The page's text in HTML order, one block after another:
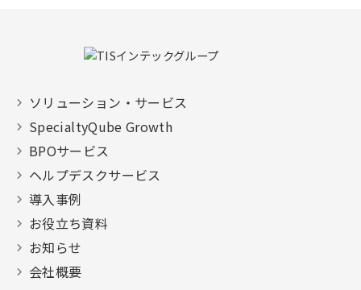
ソリューション・サービス
SpecialtyQube Growth
BPOサービス
ヘルプデスクサービス
導入事例
お役立ち資料
お知らせ
会社概要